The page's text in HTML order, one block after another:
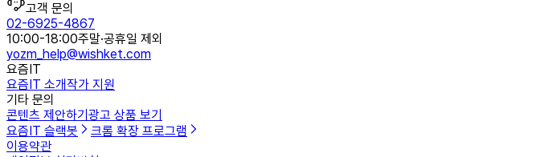
고객 문의
02-6925-4867
10:00-18:00주말·공휴일 제외
yozm_help@wishket.com
요즘IT
요즘IT 소개작가 지원
기타 문의
콘텐츠 제안하기 광고 상품 보기
요즘IT 슬랙봇
크롬 확장 프로그램
이용약관